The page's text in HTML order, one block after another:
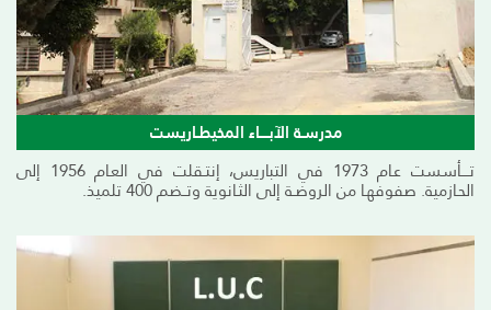
مدرسـة الآبــــاء المخيطـاريست
تــــأسست عـام 1973 في التباريس، إنتـقلت في العـام 1956 إلى
الحـازمية. صفوفهـا من الروضـة إلى الثـانوية وتــضم 400 تلميذ.